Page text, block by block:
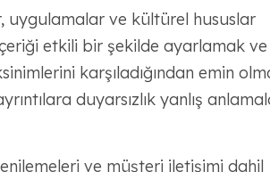
uygulamalar ve kültürel hususlar
etkili bir şekilde ayarlamak ve
karşıladığından emin
duyarsızlık yanlış
ve müşteri iletişimi dahil